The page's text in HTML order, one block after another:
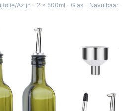
Azijn – 2 x 500ml - Glas - Navulbaar -